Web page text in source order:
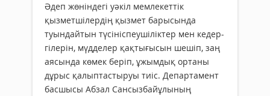
Әдеп жөніндегі уәкіл мем­ле­­кеттік
қызметшілердің қыз­мет барысында
туындайтын түсініспеушіліктер мен ке­­дер­
гілерін, мүдделер қақтығысын шешіп, заң
аясында көмек беріп, ұжым­дық ортаны
дұрыс қалып­тастыруы тиіс. Департамент
басшысы Абзал Сансызбайұлының